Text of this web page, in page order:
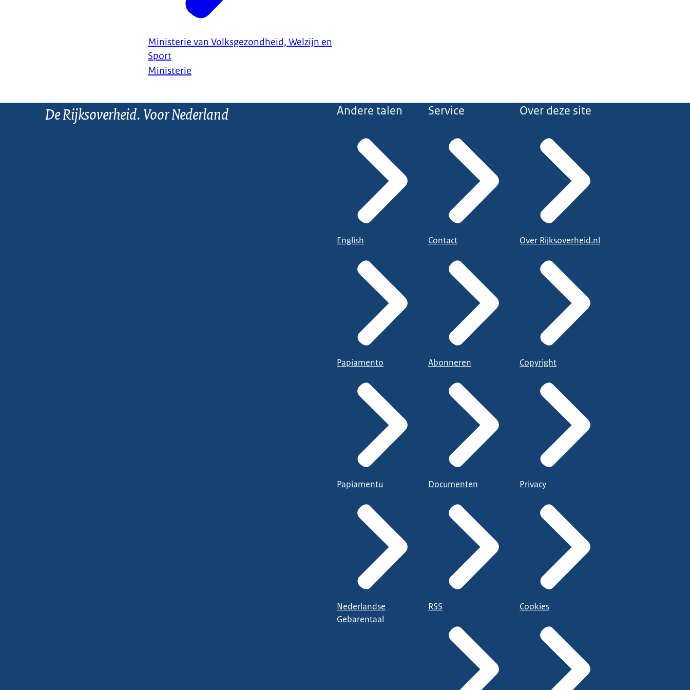
Ministerie van Volksgezondheid, Welzijn en
Sport
Ministerie
De Rijksoverheid. Voor Nederland Andere talen
English
Papiamento
Papiamentu
Nederlandse
Gebarentaal
Service
Contact
Abonneren
Documenten
RSS
Over deze site
Over Rijksoverheid.nl
Copyright
Privacy
Cookies